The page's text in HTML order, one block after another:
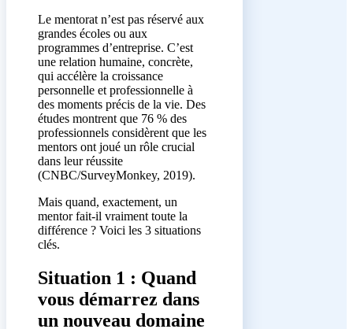
Le mentorat n’est pas réservé aux
grandes écoles ou aux
programmes d’entreprise. C’est
une relation humaine, concrète,
qui accélère la croissance
personnelle et professionnelle à
des moments précis de la vie. Des
études montrent que 76 % des
professionnels considèrent que les
mentors ont joué un rôle crucial
dans leur réussite
(CNBC/SurveyMonkey, 2019).
Mais quand, exactement, un
mentor fait-il vraiment toute la
différence ? Voici les 3 situations
clés.
Situation 1 : Quand
vous démarrez dans
un nouveau domaine